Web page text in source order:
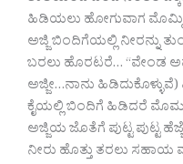
ಹಿಡಿಯಲು ಹೋಗುವಾಗ
ಅಜ್ಜಿ ಬಿಂದಿಗೆಯಲ್ಲಿ ನೀರನ್ನು
ಬರಲು ಹೊರಟರೆ… “ವೇಂಡ
ಅಜ್ಜೀ…ನಾನು
ಕೈಯಲ್ಲಿ ಬಿಂದಿಗೆ ಹಿಡಿದರೆ
ಅಜ್ಜಿಯ ಜೊತೆಗೆ ಪುಟ್ಟ ಪುಟ್ಟ
ನೀರು ಹೊತ್ತು ತರಲು ಸಹಾಯ